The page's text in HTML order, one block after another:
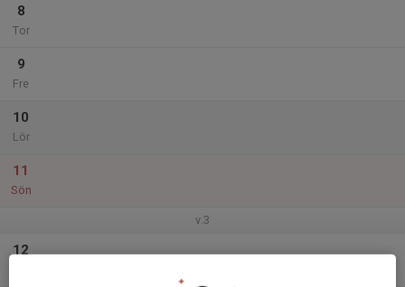
8
Tor
9
Fre
10
Lör
11
Sön
v.3
12